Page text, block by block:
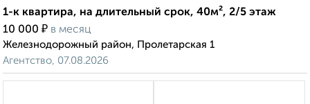
1-к квартира, на длительный срок, 40м², 2/5 этаж
10 000 ₽ в месяц
Железнодорожный район, Пролетарская 1
Агентство, 07.08.2026